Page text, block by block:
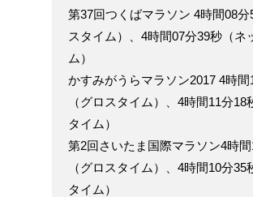
第37回つくばマラソン 4時間08分
スタイム）、4時間07分39秒（ネ
ム）
かすみがうらマラソン2017 4時間
（グロスタイム）、4時間11分18
タイム）
第2回さいたま国際マラソン4時
（グロスタイム）、4時間10分35
タイム）